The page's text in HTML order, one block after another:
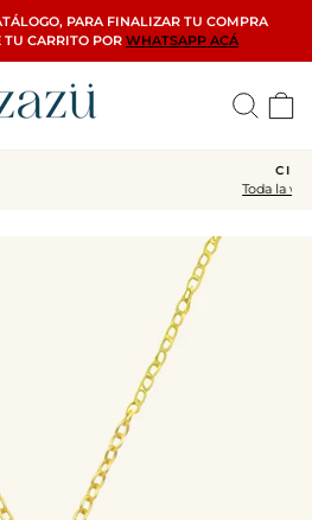
PARA FINALIZAR TU COMPRA
CARRITO POR WHATSAPP ACÁ